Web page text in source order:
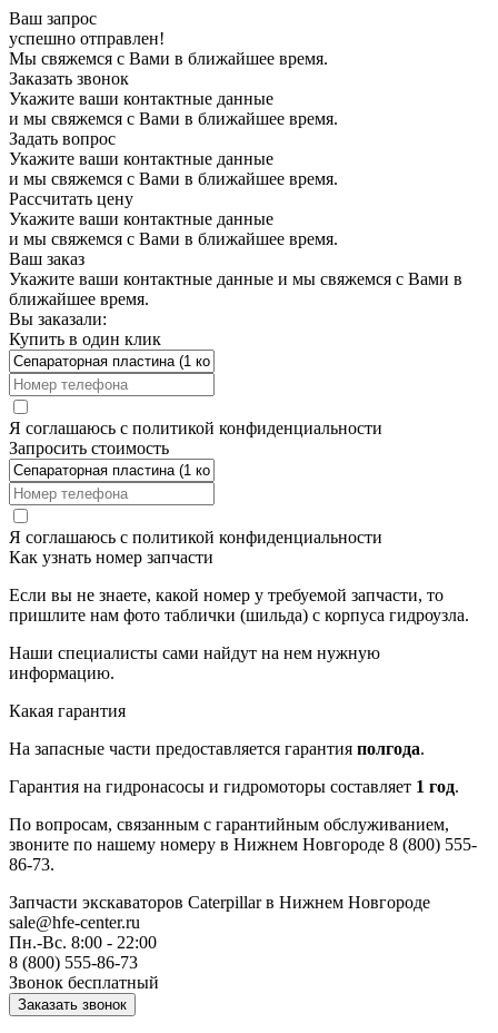
Ваш запрос
успешно отправлен!
Мы свяжемся с Вами в ближайшее время.
Заказать звонок
Укажите ваши контактные данные
и мы свяжемся с Вами в ближайшее время.
Задать вопрос
Укажите ваши контактные данные
и мы свяжемся с Вами в ближайшее время.
Рассчитать цену
Укажите ваши контактные данные
и мы свяжемся с Вами в ближайшее время.
Ваш заказ
Укажите ваши контактные данные и мы свяжемся с Вами в
ближайшее время.
Вы заказали:
Купить в один клик
Я соглашаюсь с политикой конфиденциальности
Запросить стоимость
Я соглашаюсь с политикой конфиденциальности
Как узнать номер запчасти
Если вы не знаете, какой номер у требуемой запчасти, то
пришлите нам фото таблички (шильда) с корпуса гидроузла.
Наши специалисты сами найдут на нем нужную
информацию.
Какая гарантия
На запасные части предоставляется гарантия полгода.
Гарантия на гидронасосы и гидромоторы составляет 1 год.
По вопросам, связанным с гарантийным обслуживанием,
звоните по нашему номеру в Нижнем Новгороде 8 (800) 555-
86-73.
Запчасти экскаваторов Caterpillarв Нижнем Новгороде
sale@hfe-center.ru
Пн.-Вс. 8:00 - 22:00
8 (800) 555-86-73
Звонок бесплатный